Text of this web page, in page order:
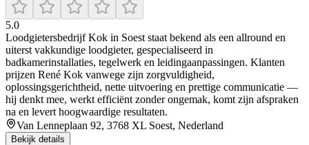
5.0
Loodgietersbedrijf Kok in Soest staat bekend als een allround en
uiterst vakkundige loodgieter, gespecialiseerd in
badkamerinstallaties, tegelwerk en leidingaanpassingen. Klanten
prijzen René Kok vanwege zijn zorgvuldigheid,
oplossingsgerichtheid, nette uitvoering en prettige communicatie —
hij denkt mee, werkt efficiënt zonder ongemak, komt zijn afspraken
na en levert hoogwaardige resultaten.
Van Lenneplaan 92, 3768 XL Soest, Nederland
Bekijk details